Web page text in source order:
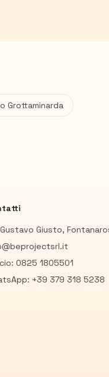
Grottaminarda
Giusto,
0825 1805501
+39 379 318 5238